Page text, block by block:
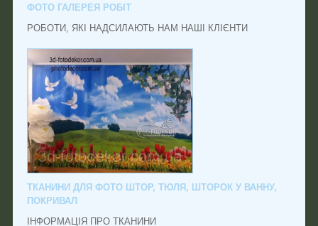
ФОТО ГАЛЕРЕЯ РОБІТ
РОБОТИ, ЯКІ НАДСИЛАЮТЬ НАМ НАШІ КЛІЄНТИ
ТКАНИНИ ДЛЯ ФОТО ШТОР, ТЮЛЯ, ШТОРОК У ВАННУ,
ПОКРИВАЛ
ІНФОРМАЦІЯ ПРО ТКАНИНИ